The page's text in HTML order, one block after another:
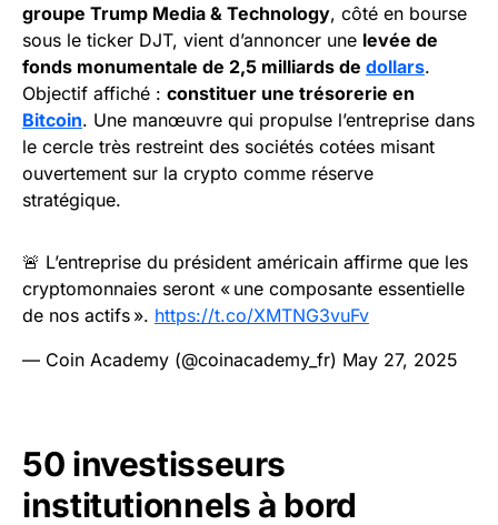
groupe Trump Media & Technology, côté en bourse
sous le ticker DJT, vient d’annoncer une levée de
fonds monumentale de 2,5 milliards de dollars.
Objectif affiché : constituer une trésorerie en
Bitcoin. Une manœuvre qui propulse l’entreprise dans
le cercle très restreint des sociétés cotées misant
ouvertement sur la crypto comme réserve
stratégique.
🚨 L’entreprise du président américain affirme que les
cryptomonnaies seront « une composante essentielle
de nos actifs ». https://t.co/XMTNG3vuFv
— Coin Academy (@coinacademy_fr) May 27, 2025
50 investisseurs
institutionnels à bord